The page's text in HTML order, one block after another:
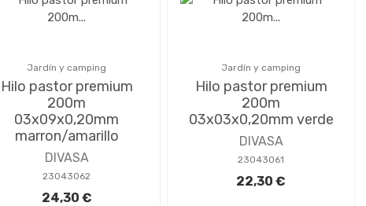
Jardín y camping
Hilo pastor premium
200m
03x09x0,20mm
marron/amarillo
DIVASA
23043062
24,30 €
Jardín y camping
Hilo pastor premium
200m
03x03x0,20mm verde
DIVASA
23043061
22,30 €